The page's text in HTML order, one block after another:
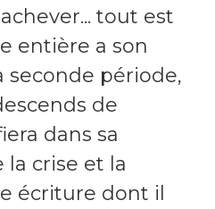
tout est
entière a son
seconde période,
de
dans sa
la crise et la
écriture dont il